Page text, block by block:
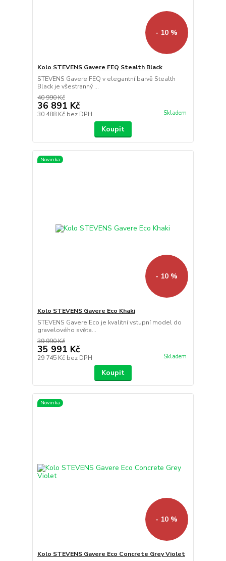
- 10 %
Kolo STEVENS Gavere FEQ Stealth Black
STEVENS Gavere FEQ v elegantní barvě Stealth
Black je všestranný ...
40 990 Kč
36 891 Kč
30 488 Kč bez DPH Skladem
Koupit
Novinka
- 10 %
Kolo STEVENS Gavere Eco Khaki
STEVENS Gavere Eco je kvalitní vstupní model do
gravelového světa...
39 990 Kč
35 991 Kč
29 745 Kč bez DPH Skladem
Koupit
Novinka
- 10 %
Kolo STEVENS Gavere Eco Concrete Grey Violet